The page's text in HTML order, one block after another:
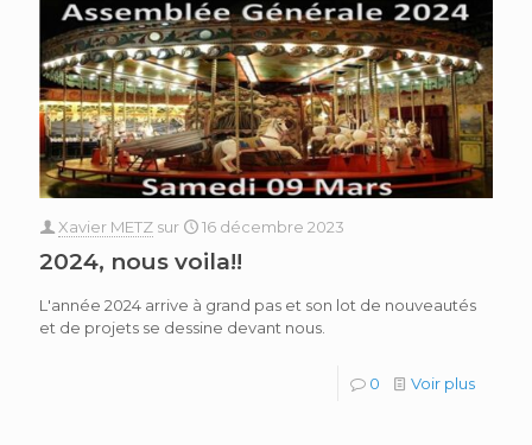
Xavier METZ sur 16 décembre 2023
2024, nous voila!!
L'année 2024 arrive à grand pas et son lot de nouveautés
et de projets se dessine devant nous.
0 Voir plus